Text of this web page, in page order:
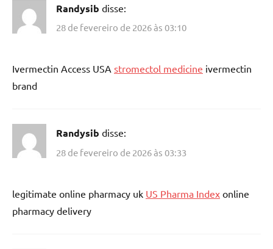
Randysib disse:
28 de fevereiro de 2026 às 03:10
Ivermectin Access USA stromectol medicine ivermectin
brand
Randysib disse:
28 de fevereiro de 2026 às 03:33
legitimate online pharmacy uk US Pharma Index online
pharmacy delivery